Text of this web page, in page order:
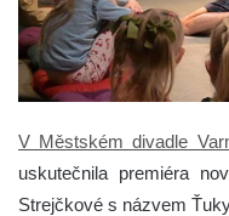
V Městském divadle
uskutečnila premiéra
Strejčkové s názvem